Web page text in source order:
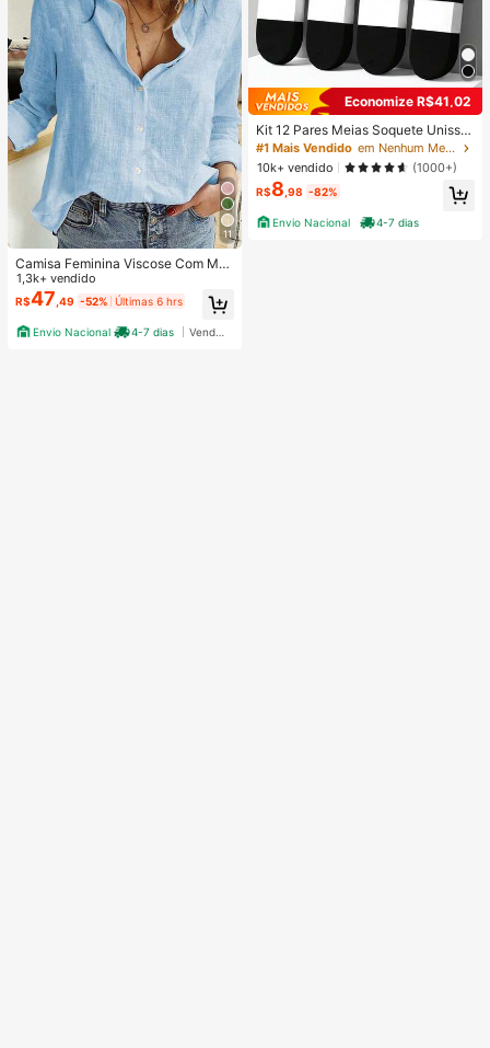
11
Camisa Feminina Viscose Com Ma
ngas Comprida
1,3k+ vendido
R$47 ,49 -52% Últimas 6 hrs
Envio Nacional 4-7 dias Vendedor Indicado
Economize R$41,02
Kit 12 Pares Meias Soquete Unisse
x Cano Curto Preta Ou Branca 35-
40
#1 Mais Vendido
em Nenhum Meias Femininas
10k+ vendido
(1000+)
R$8 ,98 -82%
Envio Nacional 4-7 dias